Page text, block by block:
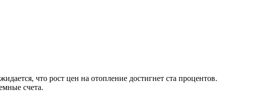
что рост цен на отопление достигнет ста процентов.
счета.